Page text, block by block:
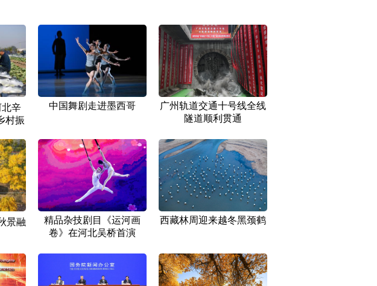
北辛
村振
中国舞剧走进墨西哥
广州轨道交通十号线全线
隧道顺利贯通
景融
精品杂技剧目《运河画
卷》在河北吴桥首演
西藏林周迎来越冬黑颈鹤